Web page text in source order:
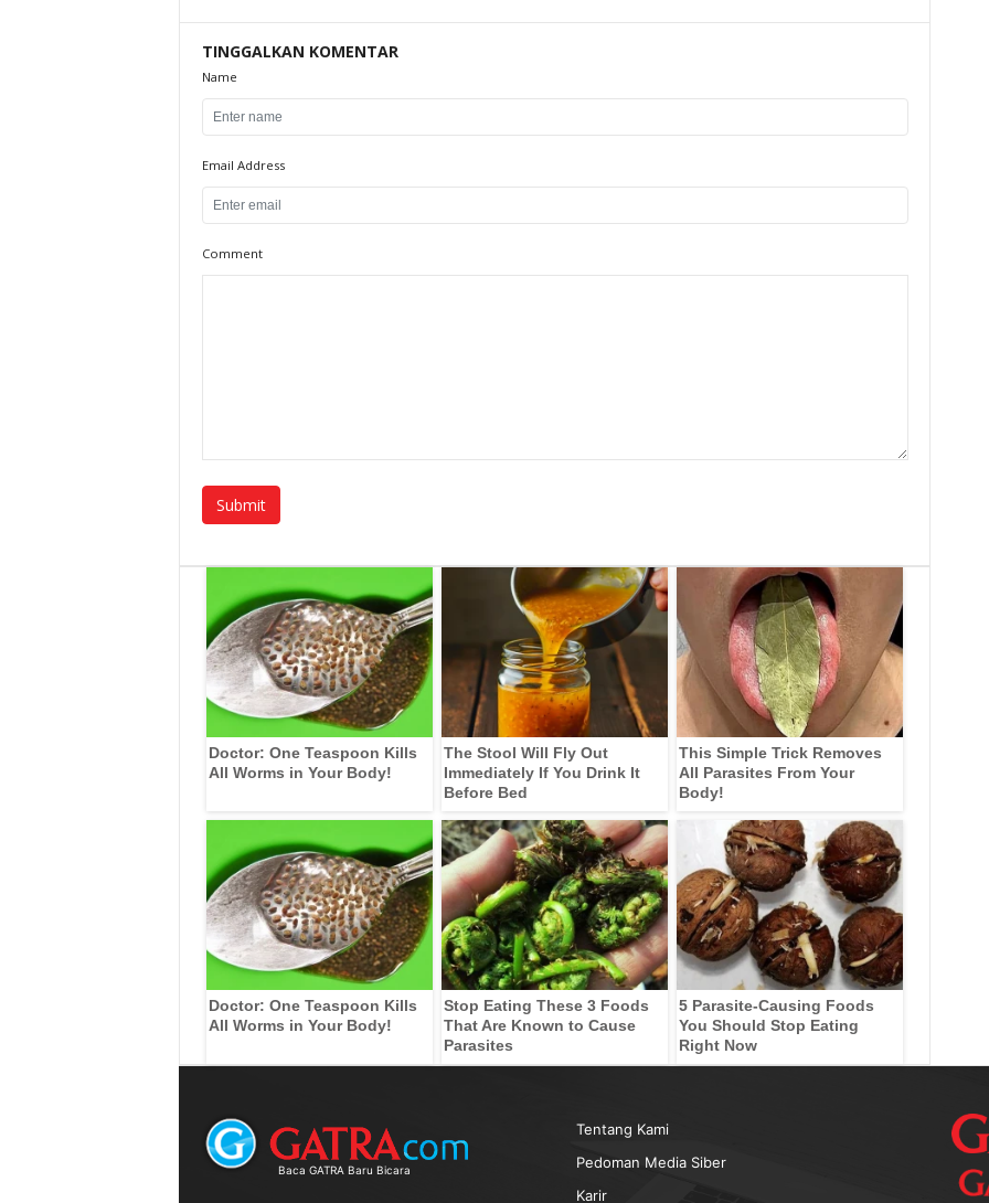
TINGGALKAN KOMENTAR
Name
Email Address
Comment
Doctor: One Teaspoon Kills
All Worms in Your Body!
The Stool Will Fly Out
Immediately If You Drink It
Before Bed
This Simple Trick Removes
All Parasites From Your
Body!
Doctor: One Teaspoon Kills
All Worms in Your Body!
Stop Eating These 3 Foods
That Are Known to Cause
Parasites
5 Parasite-Causing Foods
You Should Stop Eating
Right Now
Baca GATRA Baru Bicara
Tentang Kami
Pedoman Media Siber
Karir